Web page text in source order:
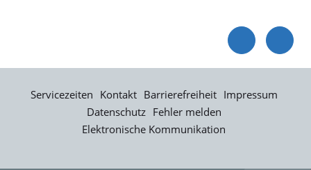
Servicezeiten Kontakt Barrierefreiheit Impressum
Datenschutz Fehler melden
Elektronische Kommunikation